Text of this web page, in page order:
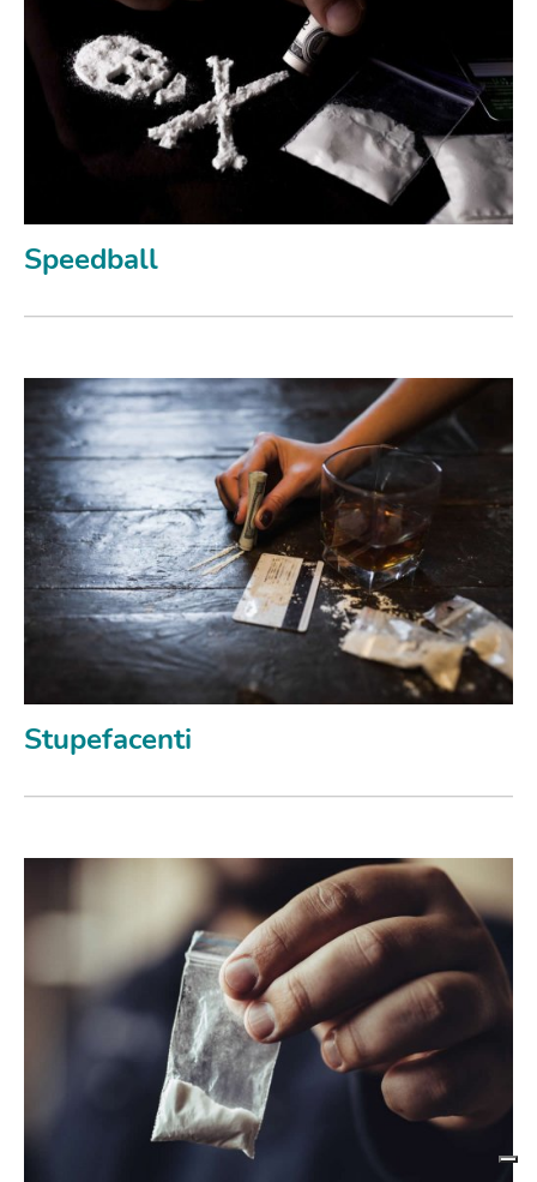
Speedball
Stupefacenti